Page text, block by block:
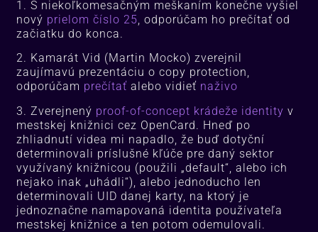
1. S niekoľkomesačným meškaním konečne vyšiel
nový prielom číslo 25, odporúčam ho prečítať od
začiatku do konca.
2. Kamarát Vid (Martin Mocko) zverejnil
zaujímavú prezentáciu o copy protection,
odporúčam prečítať alebo vidieť naživo
3. Zverejnený proof-of-concept krádeže identity v
mestskej knižnici cez OpenCard. Hneď po
zhliadnutí videa mi napadlo, že buď dotyční
determinovali príslušné kľúče pre daný sektor
využívaný knižnicou (použili „default“, alebo ich
nejako inak „uhádli“), alebo jednoducho len
determinovali UID danej karty, na ktorý je
jednoznačne namapovaná identita používateľa
mestskej knižnice a ten potom odemulovali.